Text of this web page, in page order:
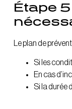
Étape
Le plan de
Si les
En cas
Si la durée